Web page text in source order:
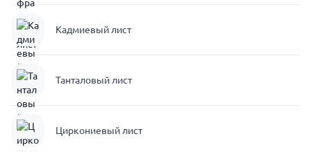
Кадмиевый лист
Танталовый лист
Циркониевый лист